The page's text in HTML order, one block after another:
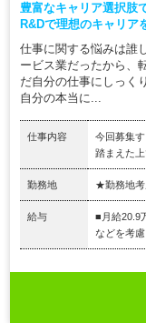
豊富なキャリア選択肢
R&Dで理想のキャリア
仕事に関する悩みは誰
ービス業だったから、
だ自分の仕事にしっく
自分の本当に...
仕事内容
今回募集
踏まえた
勤務地 ★勤務地
給与
■月給20.9
などを考慮